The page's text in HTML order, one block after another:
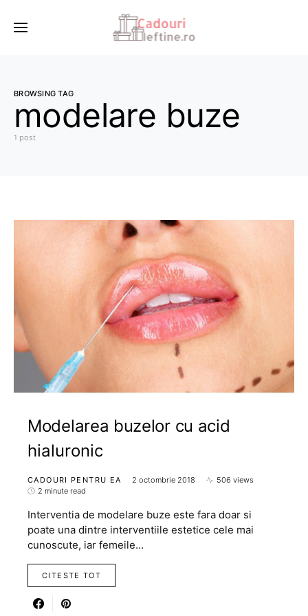
BROWSING TAG
modelare buze
1 post
Modelarea buzelor cu acid
hialuronic
CADOURI PENTRU EA 2 octombrie 2018
506 views
2 minute read
Interventia de modelare buze este fara doar si
poate una dintre interventiile estetice cele mai
cunoscute, iar femeile…
CITESTE TOT